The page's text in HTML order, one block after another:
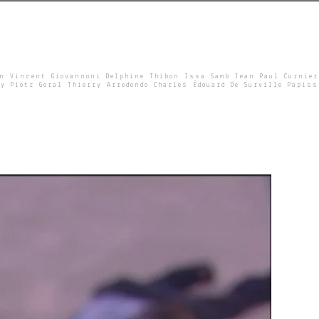
Vincent Giovannoni Delphine Thibon Issa Samb Jean Paul Curnier
Piotr Goral Thierry Arredondo Charles Édouard De Surville Papiss